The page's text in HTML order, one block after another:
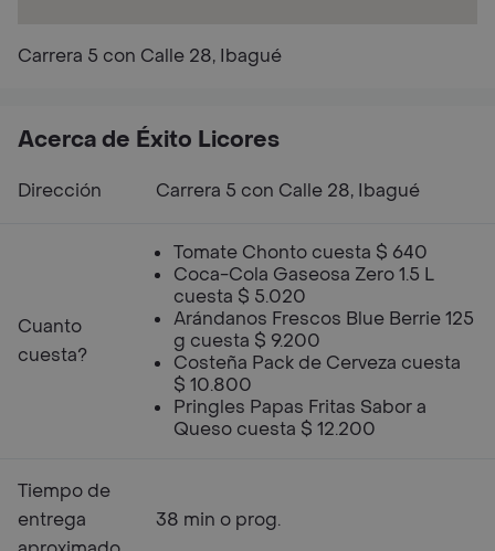
Carrera 5 con Calle 28, Ibagué
Acerca de Éxito Licores
Dirección Carrera 5 con Calle 28, Ibagué
Cuanto
cuesta?
Tomate Chonto cuesta $ 640
Coca-Cola Gaseosa Zero 1.5 L
cuesta $ 5.020
Arándanos Frescos Blue Berrie 125
g cuesta $ 9.200
Costeña Pack de Cerveza cuesta
$ 10.800
Pringles Papas Fritas Sabor a
Queso cuesta $ 12.200
Tiempo de
entrega
38 min o prog.